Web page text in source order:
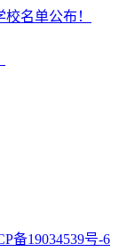
名单公布！
备19034539号-6